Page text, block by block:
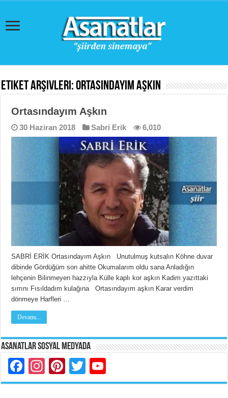
Etiket Arşivleri:Ortasındayım Aşkın
Ortasındayım Aşkın
30 Haziran 2018 Sabri Erik 6,010
SABRİ ERİK Ortasındayım Aşkın Unutulmuş kutsalın Köhne duvar
dibinde Gördüğüm son ahitte Okumalarım oldu sana Anladığın
lehçenin Bilinmeyen hazzıyla Külle kaplı kor aşkın Kadim yazıttaki
sırrını Fısıldadım kulağına Ortasındayım aşkın Karar verdim
dönmeye Harfleri …
Devamı...
Asanatlar Sosyal Medyada
Facebook
Instagram
Pinterest
Twitter